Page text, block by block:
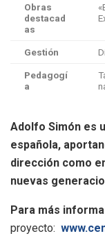
Obras
destacad
as
Gestión
Pedagogí
a
Adolfo Simón es
española,
dirección como
nuevas
Para más
proyecto: